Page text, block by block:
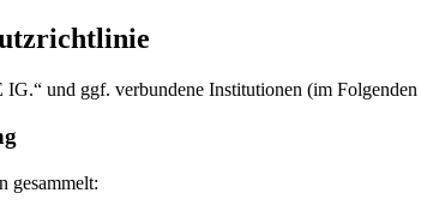
und ggf. verbundene Institutionen (im
gesammelt: